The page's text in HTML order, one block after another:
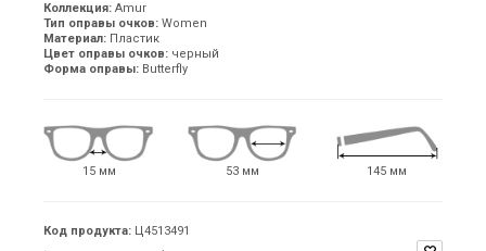
Коллекция: Amur
Тип оправы очков: Women
Материал: Пластик
Цвет оправы очков: черный
Форма оправы: Butterfly
15 мм 53 мм 145 мм
Код продукта: Ц4513491